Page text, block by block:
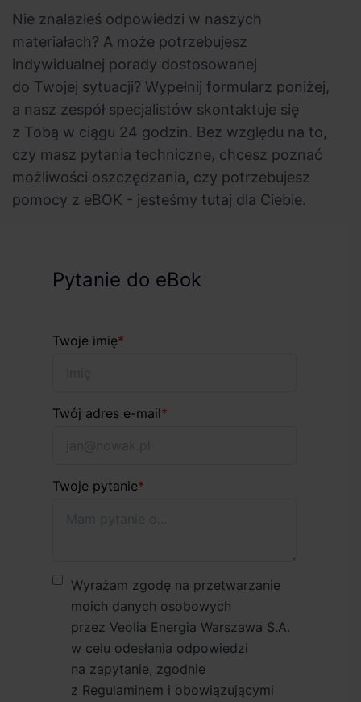
Nie znalazłeś odpowiedzi w naszych
materiałach? A może potrzebujesz
indywidualnej porady dostosowanej
do Twojej sytuacji? Wypełnij formularz poniżej,
a nasz zespół specjalistów skontaktuje się
z Tobą w ciągu 24 godzin. Bez względu na to,
czy masz pytania techniczne, chcesz poznać
możliwości oszczędzania, czy potrzebujesz
pomocy z eBOK - jesteśmy tutaj dla Ciebie.
Pytanie do eBok
Twoje imię*
Twój adres e-mail*
Twoje pytanie*
Wyrażam zgodę na przetwarzanie
moich danych osobowych
przez Veolia Energia Warszawa S.A.
w celu odesłania odpowiedzi
na zapytanie, zgodnie
z Regulaminem i obowiązującymi